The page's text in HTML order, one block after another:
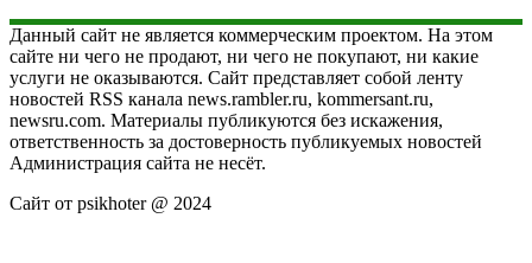
Данный сайт не является коммерческим проектом. На этом
сайте ни чего не продают, ни чего не покупают, ни какие
услуги не оказываются. Сайт представляет собой ленту
новостей RSS канала news.rambler.ru, kommersant.ru,
newsru.com. Материалы публикуются без искажения,
ответственность за достоверность публикуемых новостей
Администрация сайта не несёт.
Сайт от psikhoter @ 2024